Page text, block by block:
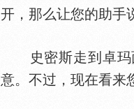
开，那么让您的助手
史密斯走到卓玛
意。不过，现在看来